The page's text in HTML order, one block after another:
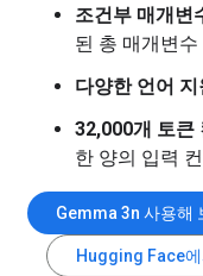
조건부 매개변
된 총 매개변
다양한 언어 지
32,000개 토큰
한 양의 입력
Gemma 3n 사용해
Hugging Face